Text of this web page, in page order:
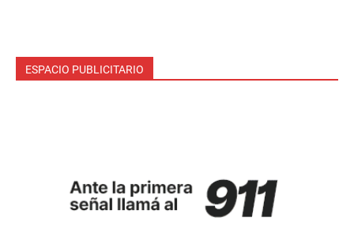
ESPACIO PUBLICITARIO